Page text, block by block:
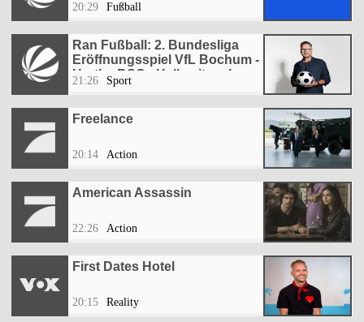
20:29 Fußball
Ran Fußball: 2. Bundesliga
Eröffnungsspiel VfL Bochum -
Hertha BSC - Halbzeitanalyse
21:26 Sport
Freelance
20:14 Action
American Assassin
22:26 Action
First Dates Hotel
20:15 Reality